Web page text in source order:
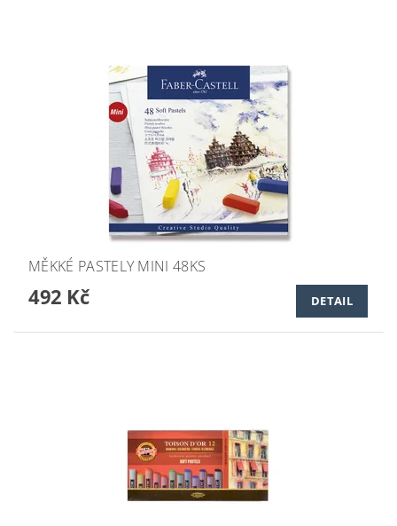
MĚKKÉ PASTELY MINI 48KS
492 Kč DETAIL